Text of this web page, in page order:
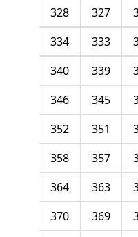
327
328
333
334
339
340
345
346
351
352
357
358
363
364
369
370